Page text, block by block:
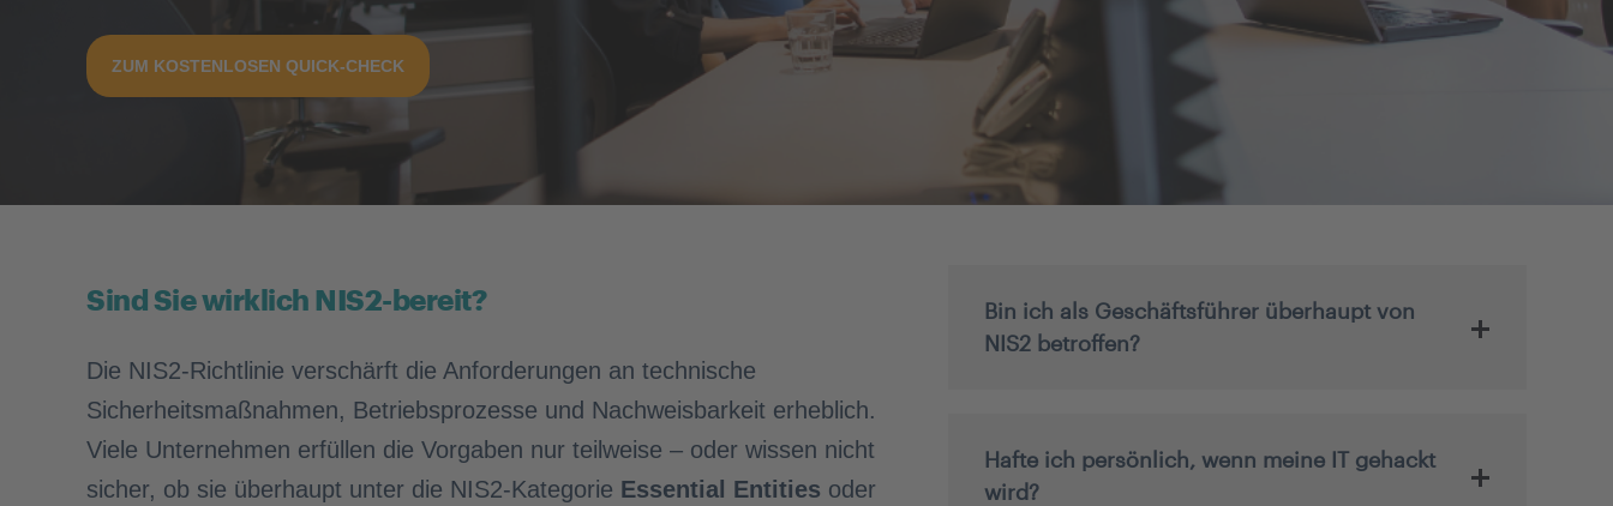
ZUM KOSTENLOSEN QUICK-CHECK
Sind Sie wirklich NIS2-bereit?
Die NIS2-Richtlinie verschärft die Anforderungen an technische
Sicherheitsmaßnahmen, Betriebsprozesse und Nachweisbarkeit erheblich.
Viele Unternehmen erfüllen die Vorgaben nur teilweise – oder wissen nicht
sicher, ob sie überhaupt unter die NIS2-Kategorie Essential Entities oder
Bin ich als Geschäftsführer überhaupt von
NIS2 betroffen?
Hafte ich persönlich, wenn meine IT gehackt
wird?